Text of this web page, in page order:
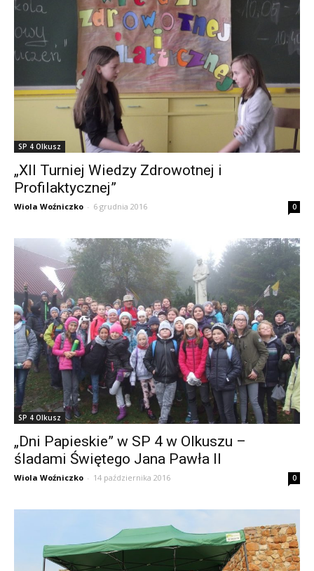
SP 4 Olkusz
„XII Turniej Wiedzy Zdrowotnej i
Profilaktycznej”
Wiola Woźniczko - 6 grudnia 2016 0
SP 4 Olkusz
„Dni Papieskie” w SP 4 w Olkuszu –
śladami Świętego Jana Pawła II
Wiola Woźniczko - 14 października 2016 0